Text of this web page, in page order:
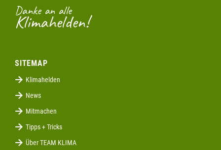
Danke an alle
Klimahelden!
SITEMAP
Klimahelden
News
Mitmachen
Tipps + Tricks
Über TEAM KLIMA